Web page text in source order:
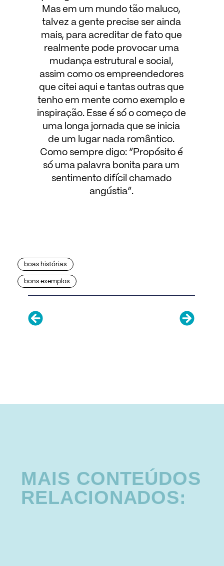
Mas em um mundo tão maluco,
talvez a gente precise ser ainda
mais, para acreditar de fato que
realmente pode provocar uma
mudança estrutural e social,
assim como os empreendedores
que citei aqui e tantas outras que
tenho em mente como exemplo e
inspiração. Esse é só o começo de
uma longa jornada que se inicia
de um lugar nada romântico.
Como sempre digo: “Propósito é
só uma palavra bonita para um
sentimento difícil chamado
angústia”.
boas histórias
bons exemplos
MAIS CONTEÚDOS
RELACIONADOS: